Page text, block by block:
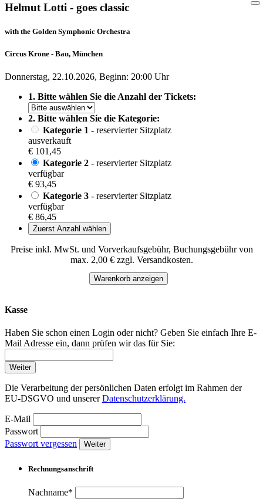
Helmut Lotti - goes classic
with the Golden Symphonic Orchestra
Circus Krone - Bau, München
Donnerstag, 22.10.2026, Beginn: 20:00 Uhr
1. Bitte wählen Sie die Anzahl der Tickets:
2. Bitte wählen Sie die Kategorie:
Kategorie 1 - reservierter Sitzplatz
ausverkauft
€ 101,45
Kategorie 2 - reservierter Sitzplatz
verfügbar
€ 93,45
Kategorie 3 - reservierter Sitzplatz
verfügbar
€ 86,45
Zuerst Anzahl wählen
Preise inkl. MwSt. und Vorverkaufsgebühr, Buchungsgebühr von
max. 2,00 € zzgl. Versandkosten.
Warenkorb anzeigen
Kasse
Haben Sie schon einen Login oder nicht? Geben Sie einfach Ihre E-
Mail Adresse ein, dann prüfen wir das für Sie:
Weiter
Die Verarbeitung der persönlichen Daten erfolgt im Rahmen der
EU-DSGVO und unsererDatenschutzerklärung.
E-Mail
Passwort
Passwort vergessen
Weiter
Rechnungsanschrift
Nachname*